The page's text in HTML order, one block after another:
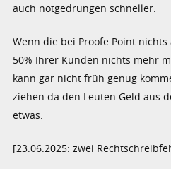
auch notgedrungen schneller.
Wenn die bei Proofe Point
50% Ihrer Kunden nichts mehr
kann gar nicht früh genug
ziehen da den Leuten Geld aus
etwas.
[23.06.2025: zwei